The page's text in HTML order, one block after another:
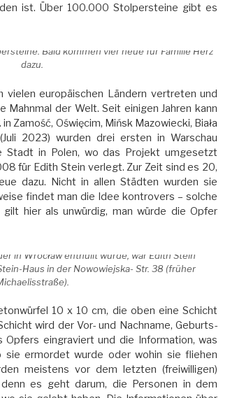
ist. Über 100.000 Stolpersteine gibt es
Bald kommen vier neue für Familie Herz
dazu.
vielen europäischen Ländern vertreten und
der Welt. Seit einigen Jahren kann
Zamość, Oświęcim, Mińsk Mazowiecki, Biała
2023) wurden drei ersten in Warschau
Stadt in Polen, wo das Projekt umgesetzt
für Edith Stein verlegt. Zur Zeit sind es 20,
dazu. Nicht in allen Städten wurden sie
findet man die Idee kontrovers – solche
hier als unwürdig, man würde die Opfer
in Wrocław enthüllt wurde, war Edith Stein
Haus in der Nowowiejska- Str. 38 (früher
10 x 10 cm, die oben eine Schicht
wird der Vor- und Nachname, Geburts-
Opfers eingraviert und die Information, was
ermordet wurde oder wohin sie fliehen
meistens vor dem letzten (freiwilligen)
es geht darum, die Personen in dem